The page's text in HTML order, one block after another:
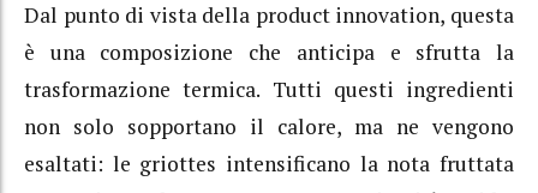
Dal punto di vista della product innovation, questa
è una composizione che anticipa e sfrutta la
trasformazione termica. Tutti questi ingredienti
non solo sopportano il calore, ma ne vengono
esaltati: le griottes intensificano la nota fruttata